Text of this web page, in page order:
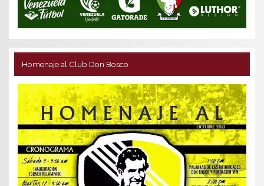
Homenaje al Club Don Bosco